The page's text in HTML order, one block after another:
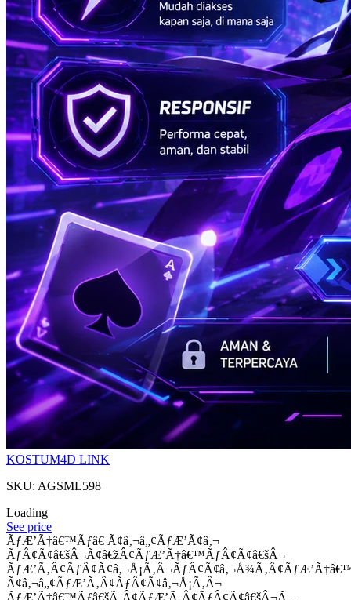
KOSTUM4D LINK
SKU: AGSML598
Loading
See price
ÃƒÆ’Ã†â€™Ãƒâ€ Ã¢â‚¬â„¢ÃƒÆ’Ã¢â‚¬
ÃƒÂ¢Ã¢â€šÂ¬Ã¢â€žÂ¢ÃƒÆ’Ã†â€™ÃƒÂ¢Ã¢â€šÂ¬
Ã¢â‚¬â„¢ÃƒÆ’Ã‚Â¢ÃƒÂ¢Ã¢â‚¬Å¡Ã‚Â¬